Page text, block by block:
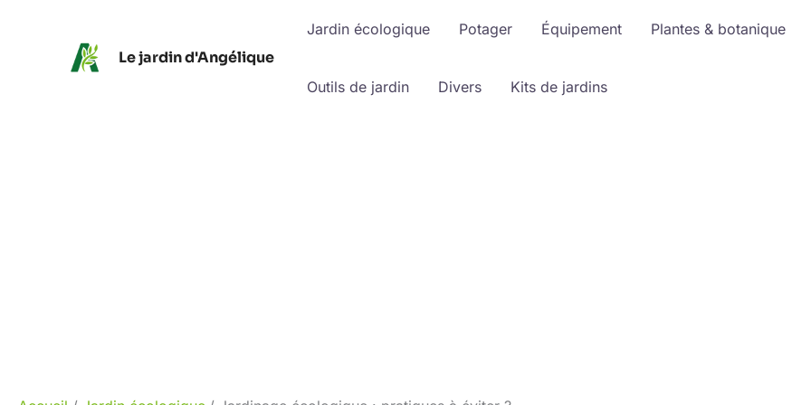
Le jardin d'Angélique
Jardin écologique Potager Équipement Plantes & botanique
Outils de jardin Divers Kits de jardins